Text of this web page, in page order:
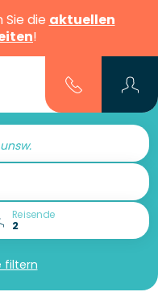
die aktuellen
!
Reisende
filtern